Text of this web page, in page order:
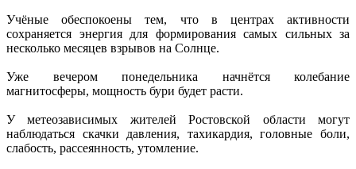
Учёные обеспокоены тем, что в центрах активности
сохраняется энергия для формирования самых сильных за
несколько месяцев взрывов на Солнце.
Уже вечером понедельника начнётся колебание
магнитосферы, мощность бури будет расти.
У метеозависимых жителей Ростовской области могут
наблюдаться скачки давления, тахикардия, головные боли,
слабость, рассеянность, утомление.